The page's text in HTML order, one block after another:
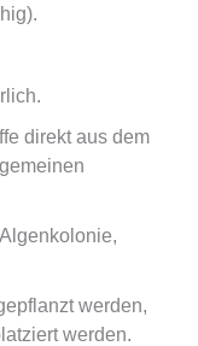
direkt aus dem
werden,
werden.